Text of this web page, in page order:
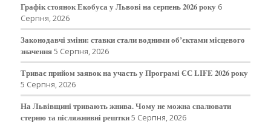
Графік стоянок Екобуса у Львові на серпень 2026 року 6
Серпня, 2026
Законодавчі зміни: ставки стали водними об’єктами місцевого
значення5 Серпня, 2026
Триває прийом заявок на участь у Програмі ЄС LIFE 2026 року
5 Серпня, 2026
На Львівщині тривають жнива. Чому не можна спалювати
стерню та післяжнивні рештки5 Серпня, 2026